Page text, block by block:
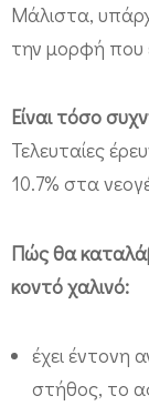
λ
α
μ
ό
ς
Μάλιστα,
την μορφή που
Είναι τόσο
Τελευταίες
10.7% στα
Πώς θα
κοντό χαλινό:
έχει έντονη
στήθος, το